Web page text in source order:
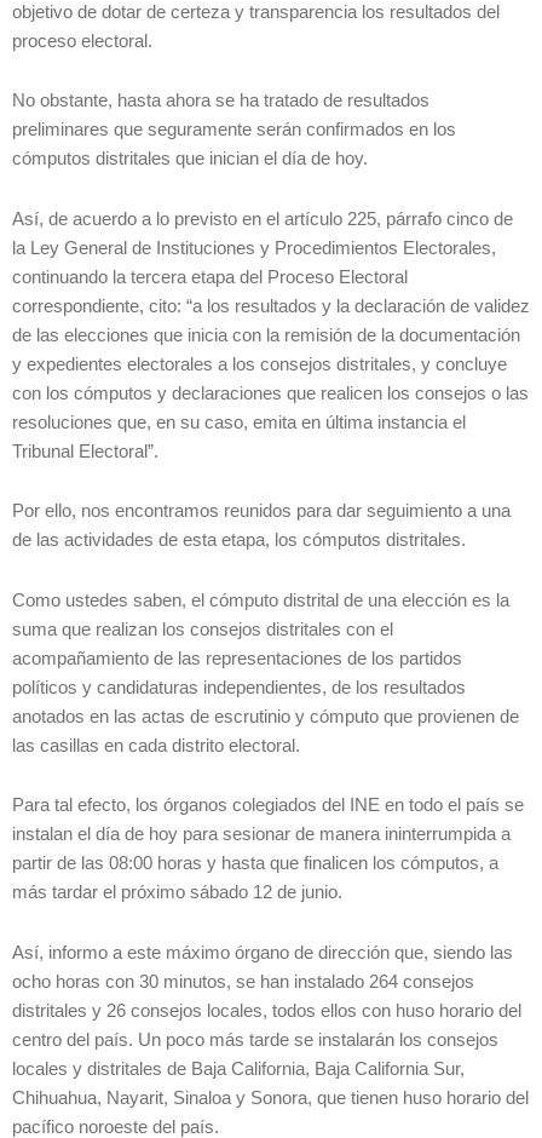
objetivo de dotar de certeza y transparencia los resultados del
proceso electoral.
No obstante, hasta ahora se ha tratado de resultados
preliminares que seguramente serán confirmados en los
cómputos distritales que inician el día de hoy.
Así, de acuerdo a lo previsto en el artículo 225, párrafo cinco de
la Ley General de Instituciones y Procedimientos Electorales,
continuando la tercera etapa del Proceso Electoral
correspondiente, cito: “a los resultados y la declaración de validez
de las elecciones que inicia con la remisión de la documentación
y expedientes electorales a los consejos distritales, y concluye
con los cómputos y declaraciones que realicen los consejos o las
resoluciones que, en su caso, emita en última instancia el
Tribunal Electoral”.
Por ello, nos encontramos reunidos para dar seguimiento a una
de las actividades de esta etapa, los cómputos distritales.
Como ustedes saben, el cómputo distrital de una elección es la
suma que realizan los consejos distritales con el
acompañamiento de las representaciones de los partidos
políticos y candidaturas independientes, de los resultados
anotados en las actas de escrutinio y cómputo que provienen de
las casillas en cada distrito electoral.
Para tal efecto, los órganos colegiados del INE en todo el país se
instalan el día de hoy para sesionar de manera ininterrumpida a
partir de las 08:00 horas y hasta que finalicen los cómputos, a
más tardar el próximo sábado 12 de junio.
Así, informo a este máximo órgano de dirección que, siendo las
ocho horas con 30 minutos, se han instalado 264 consejos
distritales y 26 consejos locales, todos ellos con huso horario del
centro del país. Un poco más tarde se instalarán los consejos
locales y distritales de Baja California, Baja California Sur,
Chihuahua, Nayarit, Sinaloa y Sonora, que tienen huso horario del
pacífico noroeste del país.